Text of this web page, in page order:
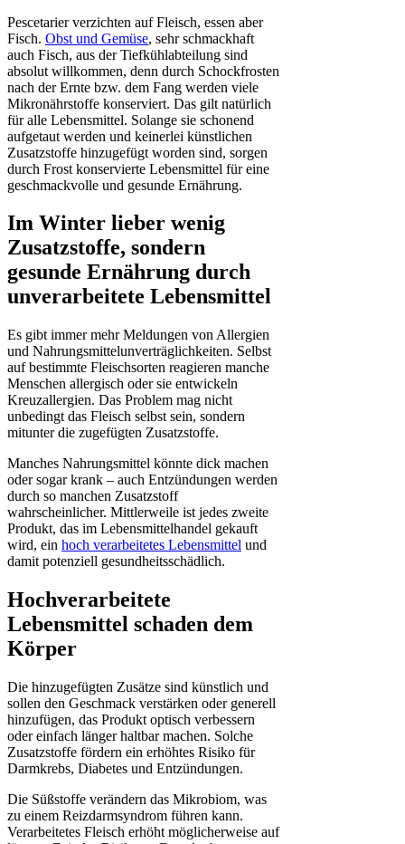
Pescetarier verzichten auf Fleisch, essen aber
Fisch. Obst und Gemüse, sehr schmackhaft
auch Fisch, aus der Tiefkühlabteilung sind
absolut willkommen, denn durch Schockfrosten
nach der Ernte bzw. dem Fang werden viele
Mikronährstoffe konserviert. Das gilt natürlich
für alle Lebensmittel. Solange sie schonend
aufgetaut werden und keinerlei künstlichen
Zusatzstoffe hinzugefügt worden sind, sorgen
durch Frost konservierte Lebensmittel für eine
geschmackvolle und gesunde Ernährung.
Im Winter lieber wenig
Zusatzstoffe, sondern
gesunde Ernährung durch
unverarbeitete Lebensmittel
Es gibt immer mehr Meldungen von Allergien
und Nahrungsmittelunverträglichkeiten. Selbst
auf bestimmte Fleischsorten reagieren manche
Menschen allergisch oder sie entwickeln
Kreuzallergien. Das Problem mag nicht
unbedingt das Fleisch selbst sein, sondern
mitunter die zugefügten Zusatzstoffe.
Manches Nahrungsmittel könnte dick machen
oder sogar krank – auch Entzündungen werden
durch so manchen Zusatzstoff
wahrscheinlicher. Mittlerweile ist jedes zweite
Produkt, das im Lebensmittelhandel gekauft
wird, ein hoch verarbeitetes Lebensmittel und
damit potenziell gesundheitsschädlich.
Hochverarbeitete
Lebensmittel schaden dem
Körper
Die hinzugefügten Zusätze sind künstlich und
sollen den Geschmack verstärken oder generell
hinzufügen, das Produkt optisch verbessern
oder einfach länger haltbar machen. Solche
Zusatzstoffe fördern ein erhöhtes Risiko für
Darmkrebs, Diabetes und Entzündungen.
Die Süßstoffe verändern das Mikrobiom, was
zu einem Reizdarmsyndrom führen kann.
Verarbeitetes Fleisch erhöht möglicherweise auf